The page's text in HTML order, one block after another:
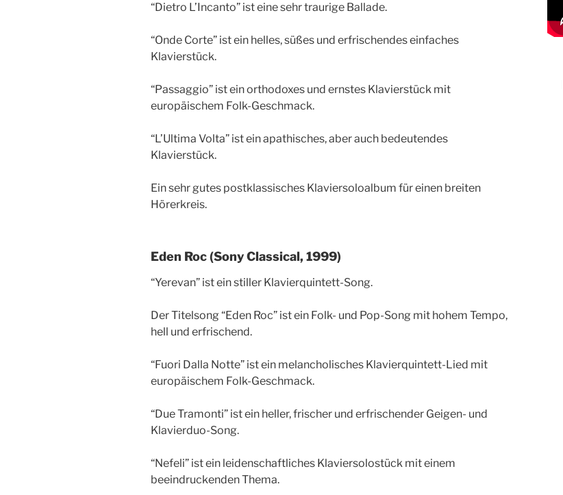
“Dietro L’Incanto” ist eine sehr traurige Ballade.
“Onde Corte” ist ein helles, süßes und erfrischendes einfaches
Klavierstück.
“Passaggio” ist ein orthodoxes und ernstes Klavierstück mit
europäischem Folk-Geschmack.
“L’Ultima Volta” ist ein apathisches, aber auch bedeutendes
Klavierstück.
Ein sehr gutes postklassisches Klaviersoloalbum für einen breiten
Hörerkreis.
Eden Roc (Sony Classical, 1999)
“Yerevan” ist ein stiller Klavierquintett-Song.
Der Titelsong “Eden Roc” ist ein Folk- und Pop-Song mit hohem Tempo,
hell und erfrischend.
“Fuori Dalla Notte” ist ein melancholisches Klavierquintett-Lied mit
europäischem Folk-Geschmack.
“Due Tramonti” ist ein heller, frischer und erfrischender Geigen- und
Klavierduo-Song.
“Nefeli” ist ein leidenschaftliches Klaviersolostück mit einem
beeindruckenden Thema.